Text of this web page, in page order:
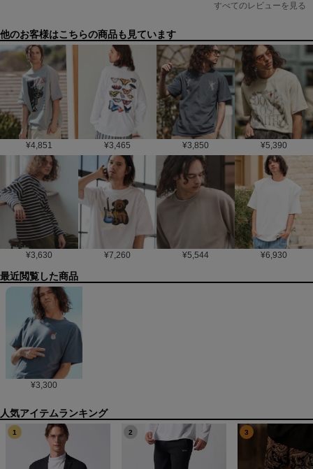
すべてのレビューを見る
他のお客様はこちらの商品も見ています
¥4,851 ¥3,465 ¥3,850 ¥5,390
¥3,630 ¥7,260 ¥5,544 ¥6,930
最近閲覧した商品
¥3,300
1 2 3